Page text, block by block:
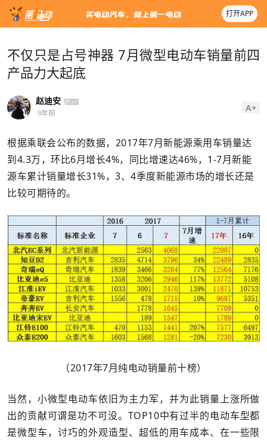
打开APP
不仅只是占号神器 7月微型电动车销量前四
产品力大起底
赵迪安
9年前 A+
根据乘联会公布的数据，2017年7月新能源乘用车销量达
到4.3万，环比6月增长4%，同比增速达46%，1-7月新能
源车累计销量增长31%，3、4季度新能源市场的增长还是
比较可期待的。
（2017年7月纯电动销量前十榜）
当然，小微型电动车依旧为主力军，并为此销量上涨所做
出的贡献可谓是功不可没。TOP10中有过半的电动车型都
是微型车，讨巧的外观造型、超低的用车成本、在一些限